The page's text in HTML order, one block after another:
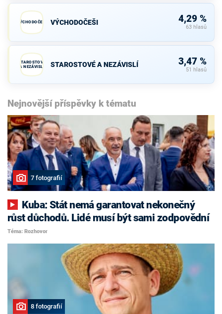
VÝCHODOČEŠI VÝCHODOČEŠI 4,29 %
63 hlasů
STAROSTOVÉ
A NEZÁVISLÍ
STAROSTOVÉ A NEZÁVISLÍ 3,47 %
51 hlasů
Nejnovější příspěvky k tématu
7 fotografií
růst důchodů. Lidé musí být sami zodpovědní
Téma: Rozhovor
8 fotografií